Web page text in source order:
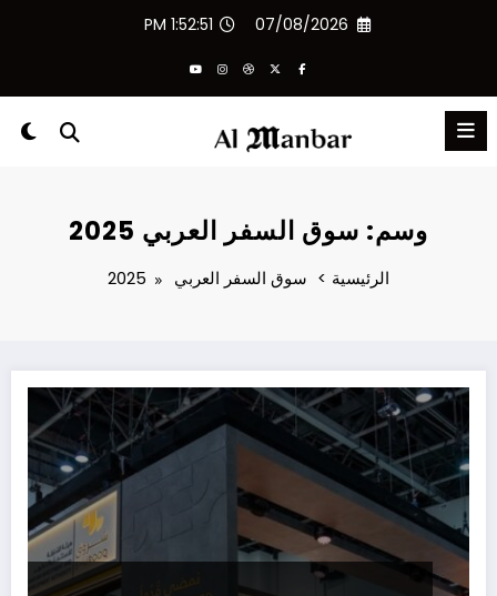
07/08/2026
1:52:51 PM
وسم: سوق السفر العربي 2025
الرئيسية سوق السفر العربي 2025